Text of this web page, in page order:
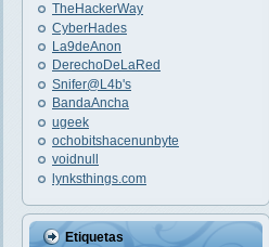
TheHackerWay
CyberHades
La9deAnon
DerechoDeLaRed
Snifer@L4b's
BandaAncha
ugeek
ochobitshacenunbyte
voidnull
lynksthings.com
Etiquetas